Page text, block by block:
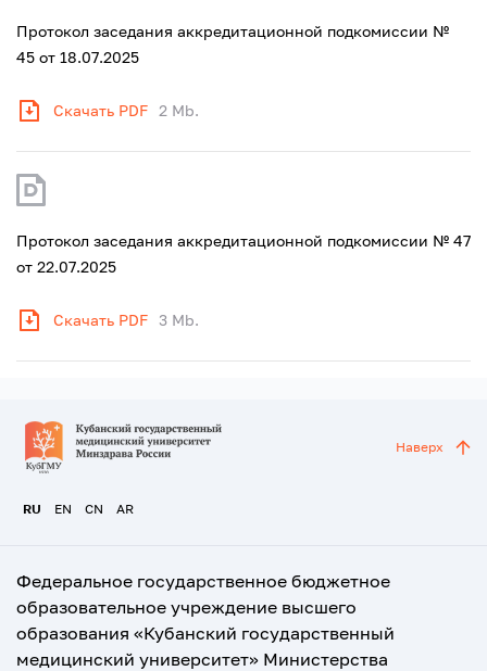
Протокол заседания аккредитационной подкомиссии №
45 от 18.07.2025
Скачать PDF 2 Mb.
Протокол заседания аккредитационной подкомиссии № 47
от 22.07.2025
Скачать PDF 3 Mb.
RU EN CN AR
Наверх
Федеральное государственное бюджетное
образовательное учреждение высшего
образования «Кубанский государственный
медицинский университет» Министерства